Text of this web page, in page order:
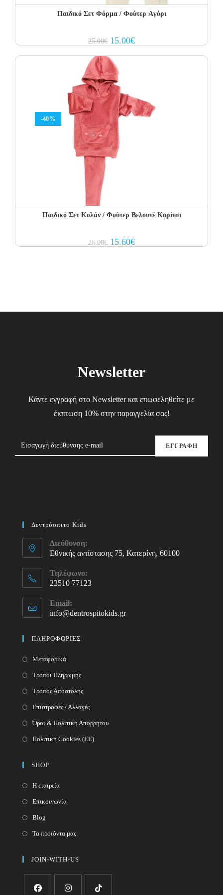
Παιδικό Σετ Φόρμα / Φούτερ Aγόρι
25.00€ Original
price
25.00€.
15.00€Current
price
-40%
Παιδικό Σετ Κολάν / Φούτερ Βελουτέ Κορίτσι
26.00€ Original
price
15.60€Current
price
Newsletter
Κάντε εγγραφή στο Newsletter και επωφεληθείτε με
έκπτωση 10% στην παραγγελία σας!
ΕΓΓΡΑΦΗ
Δεντρόσπιτο Kids
Διεύθυνση:
Εθνικής αντίστασης 75, Κατερίνη, 60100
Τηλέφωνο:
23510 77123
in
your
Email:
info@dentrospitokids.grOpens
ΠΛΗΡΟΦΟΡΙΕΣ
Μεταφορικά
Τρόποι Πληρωμής
Τρόπος Αποστολής
Επιστροφές / Αλλαγές
Όροι & Πολιτική Απορρήτου
Πολιτική Cookies (ΕΕ)
SHOP
Η εταιρεία
Επικοινωνία
Blog
Τα προϊόντα μας
JOIN-WITH-US